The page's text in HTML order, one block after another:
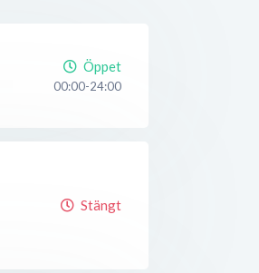
Öppet
00:00-24:00
Stängt